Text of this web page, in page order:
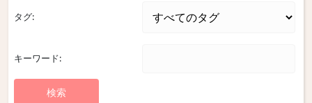
タグ:
キーワード: